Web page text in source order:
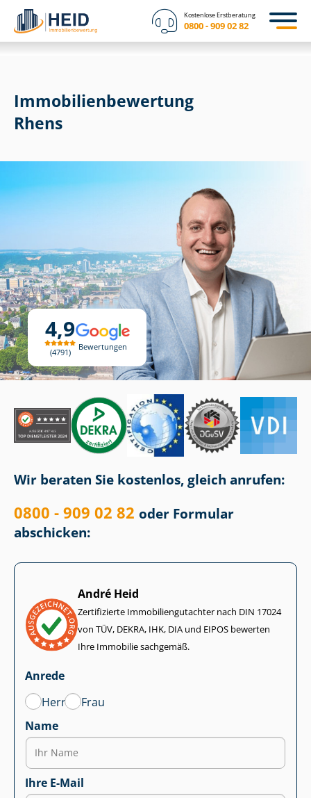
Kostenlose Erstberatung
0800 - 909 02 82
4,9
4791
Bewertungen
Immobilien­bewertung
Rhens
Wir beraten Sie kostenlos, gleich anrufen:
0800 - 909 02 82 oder Formular
abschicken:
André Heid
Zertifizierte Im­mo­bi­li­en­gut­ach­ter nach DIN 17024
von TÜV, DEKRA, IHK, DIA und EIPOS bewerten
Ihre Immobilie sachgemäß.
Anrede
Herr
Frau
Name
Ihre E-Mail